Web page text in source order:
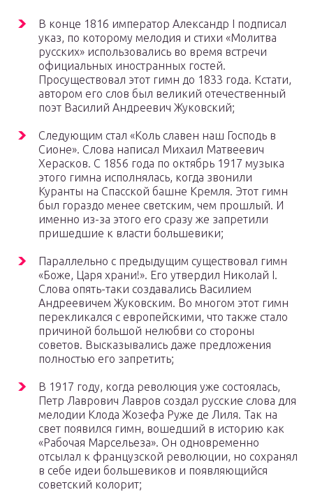
В конце 1816 император Александр I подписал
указ, по которому мелодия и стихи «Молитва
русских» использовались во время встречи
официальных иностранных гостей.
Просуществовал этот гимн до 1833 года. Кстати,
автором его слов был великий отечественный
поэт Василий Андреевич Жуковский;
Следующим стал «Коль славен наш Господь в
Сионе». Слова написал Михаил Матвеевич
Херасков. С 1856 года по октябрь 1917 музыка
этого гимна исполнялась, когда звонили
Куранты на Спасской башне Кремля. Этот гимн
был гораздо менее светским, чем прошлый. И
именно из-за этого его сразу же запретили
пришедшие к власти большевики;
Параллельно с предыдущим существовал гимн
«Боже, Царя храни!». Его утвердил Николай I.
Слова опять-таки создавались Василием
Андреевичем Жуковским. Во многом этот гимн
перекликался с европейскими, что также стало
причиной большой нелюбви со стороны
советов. Высказывались даже предложения
полностью его запретить;
В 1917 году, когда революция уже состоялась,
Петр Лаврович Лавров создал русские слова для
мелодии Клода Жозефа Руже де Лиля. Так на
свет появился гимн, вошедший в историю как
«Рабочая Марсельеза». Он одновременно
отсылал к французской революции, но сохранял
в себе идеи большевиков и появляющийся
советский колорит;